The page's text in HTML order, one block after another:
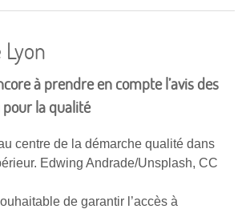
Retours d’expériences
Transition
IMT
Colloques
à prendre en compte l’avis des
la qualité
centre de la démarche qualité dans
Edwing Andrade/Unsplash, CC
de garantir l’accès à